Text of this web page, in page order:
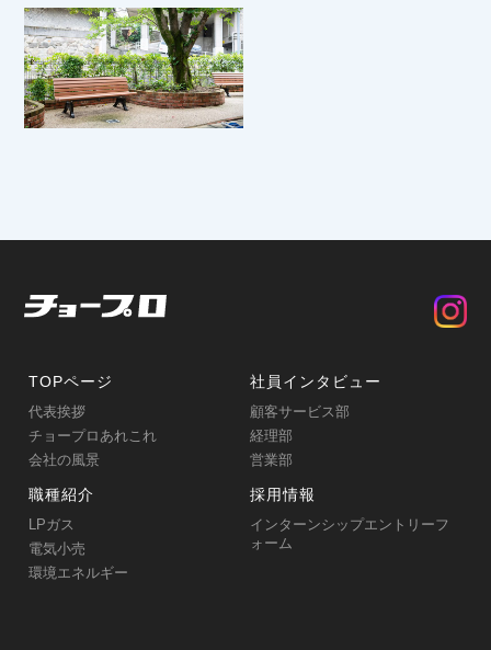
TOPページ
代表挨拶
チョープロあれこれ
会社の風景
社員インタビュー
顧客サービス部
経理部
営業部
職種紹介
LPガス
電気小売
環境エネルギー
採用情報
インターンシップエントリーフ
ォーム